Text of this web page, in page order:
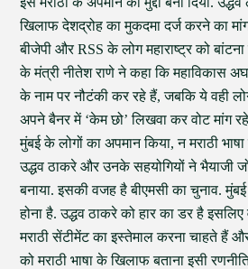
खिलाफ देशद्रोह का मुकदमा दर्ज करने का
बीजेपी और RSS के लोग महाराष्ट्र को
के मंत्री नीतेश राणे ने कहा कि महाविकास
के नाम पर नौटंकी कर रहे हैं, जबकि ये वही
अपने बैनर में ‘केम छो’ लिखवा कर वोट मांग
मुंबई के लोगों का अपमान किया, न मराठी
उद्धव ठाकरे और उनके सहयोगियों ने भैयाजी
बनाया. इसकी वजह है बीएमसी का चुनाव.
होना है. उद्धव ठाकरे को हार का डर है
मराठी सेंटीमेंट का इस्तेमाल करना चाहते हैं
को मराठी भाषा के खिलाफ बताना इसी